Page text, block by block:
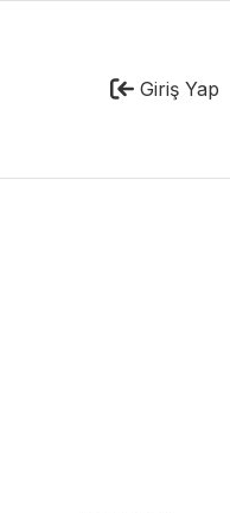
Giriş Yap